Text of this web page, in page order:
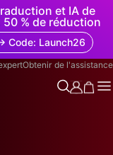
et IA de
% de réduction
Code: Launch26
Obtenir de l'assistance